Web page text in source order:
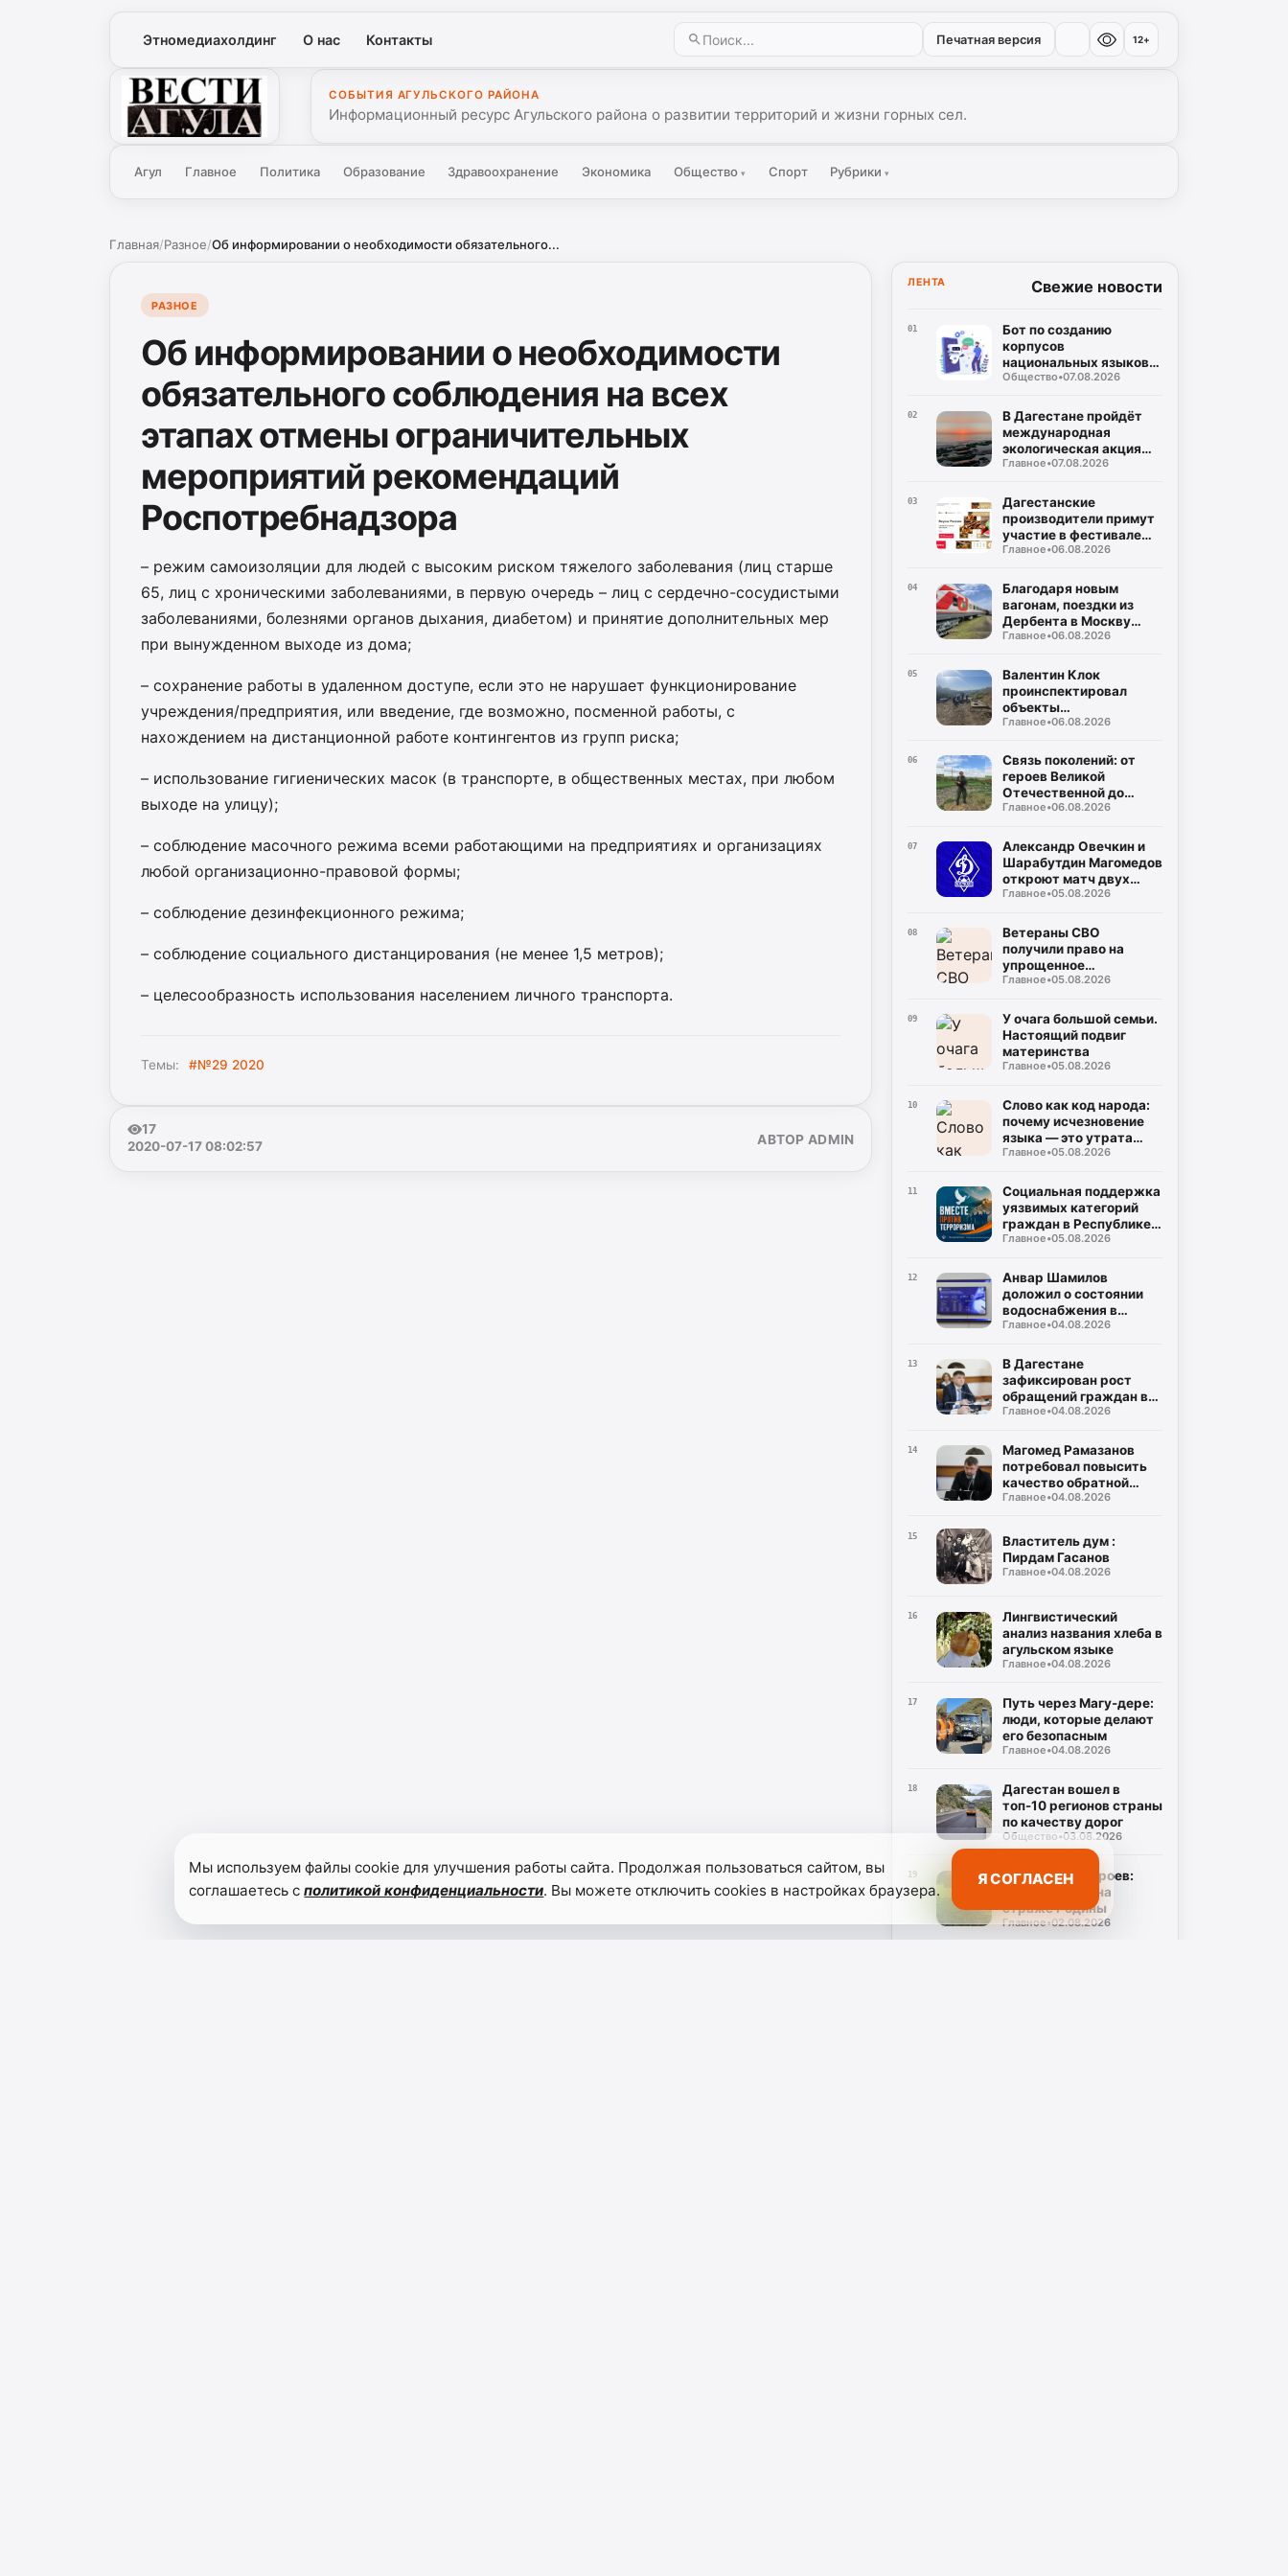
Этномедиахолдинг О нас Контакты Печатная версия 12+
Вести Агула
СОБЫТИЯ АГУЛЬСКОГО РАЙОНА
Информационный ресурс Агульского района о развитии территорий и жизни горных сел.
Агул Главное Политика Образование Здравоохранение Экономика Общество ▾ Спорт Рубрики▾
Главная/Разное/Об информировании о необходимости обязательного...
РАЗНОЕ
Об информировании о необходимости
обязательного соблюдения на всех
этапах отмены ограничительных
мероприятий рекомендаций
Роспотребнадзора
– режим самоизоляции для людей с высоким риском тяжелого заболевания (лиц старше
65, лиц с хроническими заболеваниями, в первую очередь – лиц с сердечно-сосудистыми
заболеваниями, болезнями органов дыхания, диабетом) и принятие дополнительных мер
при вынужденном выходе из дома;
– сохранение работы в удаленном доступе, если это не нарушает функционирование
учреждения/предприятия, или введение, где возможно, посменной работы, с
нахождением на дистанционной работе контингентов из групп риска;
– использование гигиенических масок (в транспорте, в общественных местах, при любом
выходе на улицу);
– соблюдение масочного режима всеми работающими на предприятиях и организациях
любой организационно-правовой формы;
– соблюдение дезинфекционного режима;
– соблюдение социального дистанцирования (не менее 1,5 метров);
– целесообразность использования населением личного транспорта.
Темы: #№29 2020
17
2020-07-17 08:02:57
АВТОР ADMIN
ЛЕНТА Свежие новости
01
Бот по созданию
корпусов
национальных языков
дагестанских народов
Общество•07.08.2026
02
В Дагестане пройдёт
международная
экологическая акция
«Чистый Каспий»
Главное•07.08.2026
03
Дагестанские
производители примут
участие в фестивале
«Вкусы России»
Главное•06.08.2026
04
Благодаря новым
вагонам, поездки из
Дербента в Москву
станут комфортнее
Главное•06.08.2026
05
Валентин Клок
проинспектировал
объекты
водоснабжения в
Главное•06.08.2026
06
Связь поколений: от
героев Великой
Отечественной до
защитников СВО
Главное•06.08.2026
07
Александр Овечкин и
Шарабутдин Магомедов
откроют матч двух
«Динамо»
Главное•05.08.2026
08
Ветераны СВО
получили право на
упрощенное
заключение
Главное•05.08.2026
09
У очага большой семьи.
Настоящий подвиг
материнства
Главное•05.08.2026
10
Слово как код народа:
почему исчезновение
языка — это утрата
мира
Главное•05.08.2026
11
Социальная поддержка
уязвимых категорий
граждан в Республике
Дагестан
Главное•05.08.2026
12
Анвар Шамилов
доложил о состоянии
водоснабжения в
районах и городах
Главное•04.08.2026
13
В Дагестане
зафиксирован рост
обращений граждан в
органы власти
Главное•04.08.2026
14
Магомед Рамазанов
потребовал повысить
качество обратной
связи с населением
Главное•04.08.2026
15
Властитель дум :
Пирдам Гасанов
Главное•04.08.2026
16
Лингвистический
анализ названия хлеба в
агульском языке
Главное•04.08.2026
17
Путь через Магу-дере:
люди, которые делают
его безопасным
Главное•04.08.2026
18
Дагестан вошел в
топ-10 регионов страны
по качеству дорог
Общество•03.08.2026
19
Наследники героев:
Курбан Лутов на
страже Родины
Главное•02.08.2026
Мы используем файлы cookie для улучшения работы сайта. Продолжая пользоваться сайтом, вы
соглашаетесь сполитикой конфиденциальности. Вы можете отключить cookies в настройках браузера.
Я СОГЛАСЕН